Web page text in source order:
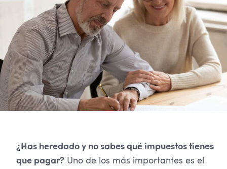
¿Has heredado y no sabes qué impuestos tienes
que pagar? Uno de los más importantes es el